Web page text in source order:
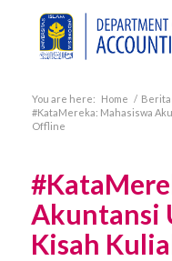
You are here: Home / Berita
#KataMereka: Mahasiswa
Offline
Akuntansi
Kisah